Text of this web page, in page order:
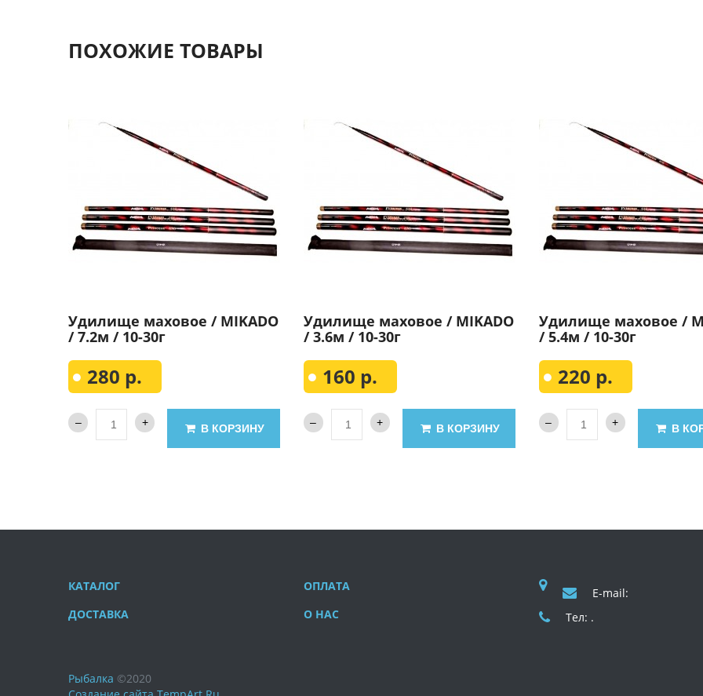
ПОХОЖИЕ ТОВАРЫ
Удилище маховое / MIKADO
/ 7.2м / 10-30г
280 р.
В КОРЗИНУ
Удилище маховое / MIKADO
/ 3.6м / 10-30г
160 р.
В КОРЗИНУ
Удилище маховое /
/ 5.4м / 10-30г
220 р.
В
КАТАЛОГ
ДОСТАВКА
ОПЛАТА
О НАС
E-mail:
Тел: .
Рыбалка ©2020